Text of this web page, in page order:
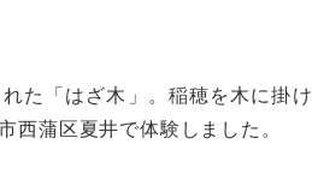
た「はざ木」。稲穂を木に掛け
西蒲区夏井で体験しました。